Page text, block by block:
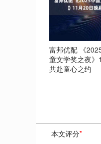
富邦优配 《
童文学奖之夜》
共赴童心之约
本文评分*